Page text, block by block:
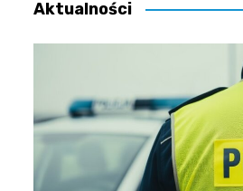
Aktualności